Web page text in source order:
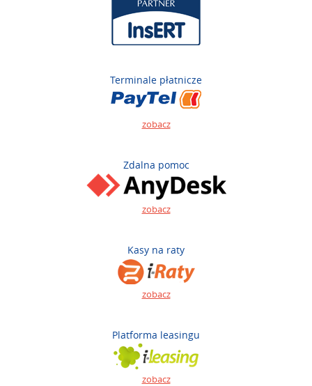
Terminale płatnicze
zobacz
Zdalna pomoc
zobacz
Kasy na raty
zobacz
Platforma leasingu
zobacz